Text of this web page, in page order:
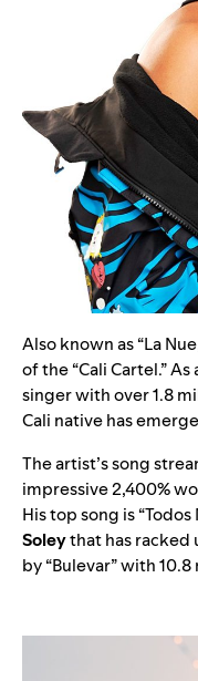
Also known as “La
of the “Cali Cartel.”
singer with over 1.8
Cali native has
The artist’s song
impressive 2,400%
His top song is“Todos
Soleythat has racked
by“Bulevar” with10.8